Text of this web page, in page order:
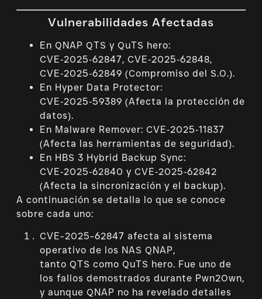
Vulnerabilidades Afectadas
En QNAP QTS y QuTS hero:
CVE‑2025‑62847, CVE‑2025‑62848,
CVE‑2025‑62849 (Compromiso del S.O.).
En Hyper Data Protector:
CVE‑2025‑59389 (Afecta la protección de
datos).
En Malware Remover: CVE‑2025‑11837
(Afecta las herramientas de seguridad).
En HBS 3 Hybrid Backup Sync:
CVE‑2025‑62840 y CVE‑2025‑62842
(Afecta la sincronización y el backup).
A continuación se detalla lo que se conoce
sobre cada uno:
CVE-2025-62847 afecta al sistema
operativo de los NAS QNAP,
tanto QTS como QuTS hero. Fue uno de
los fallos demostrados durante Pwn2Own,
y aunque QNAP no ha revelado detalles